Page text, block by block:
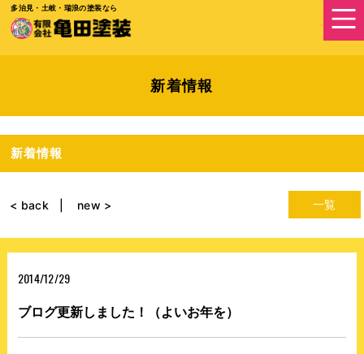
多治見・土岐・瑞浪の塗装なら
新着情報
新着情報
一覧
< back new >
2014/12/29
ブログ更新しました！（よいお年を）